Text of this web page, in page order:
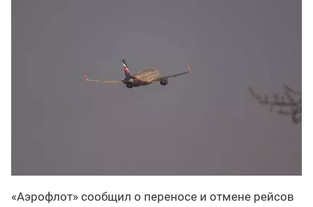
«Аэрофлот» сообщил о переносе и отмене рейсов